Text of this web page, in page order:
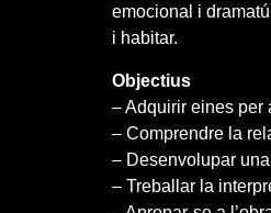
emocional i
i habitar.
Objectius
– Adquirir eines per
– Comprendre la
– Desenvolupar
– Treballar la